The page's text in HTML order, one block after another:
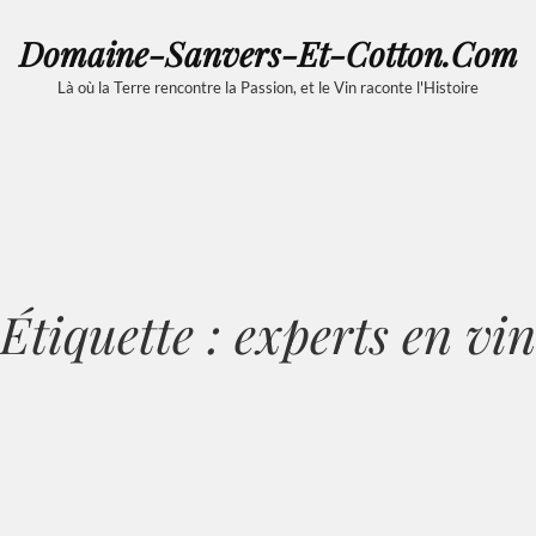
Domaine-Sanvers-Et-Cotton.com
Là où la Terre rencontre la Passion, et le Vin raconte l'Histoire
Étiquette : experts en vin